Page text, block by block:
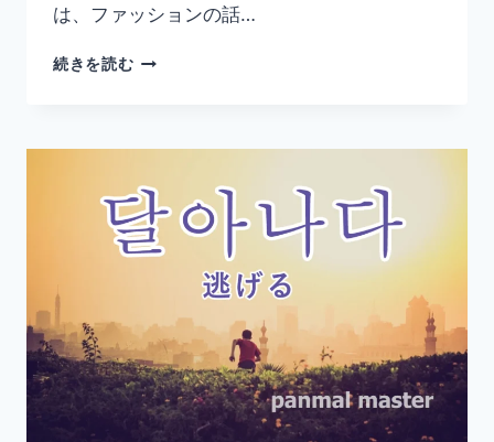
は、ファッションの話…
続きを読む韓
울
다」
の
意
い
方
｜
似
合